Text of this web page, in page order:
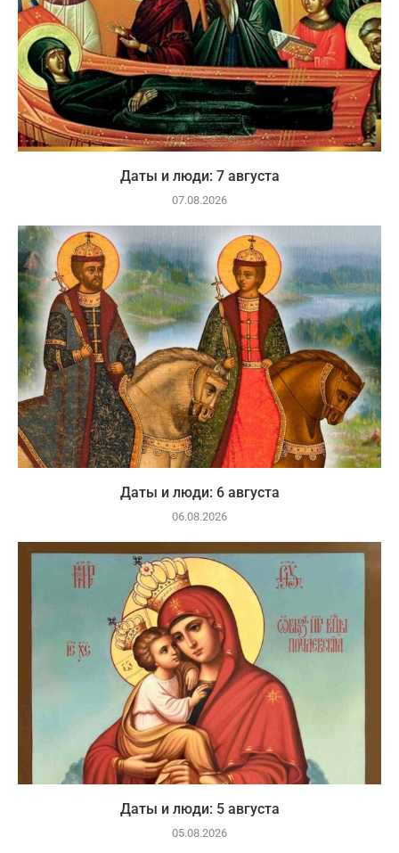
Даты и люди: 7 августа
07.08.2026
Даты и люди: 6 августа
06.08.2026
Даты и люди: 5 августа
05.08.2026